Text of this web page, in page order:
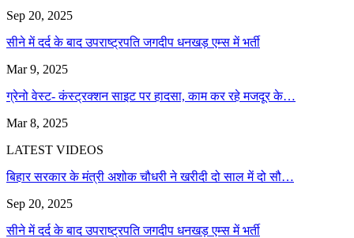
Sep 20, 2025
सीने में दर्द के बाद उपराष्ट्रपति जगदीप धनखड़ एम्स में भर्ती
Mar 9, 2025
ग्रेनो वेस्ट- कंस्ट्रक्शन साइट पर हादसा, काम कर रहे मजदूर के…
Mar 8, 2025
LATEST VIDEOS
बिहार सरकार के मंत्री अशोक चौधरी ने खरीदी दो साल में दो सौ…
Sep 20, 2025
सीने में दर्द के बाद उपराष्ट्रपति जगदीप धनखड़ एम्स में भर्ती